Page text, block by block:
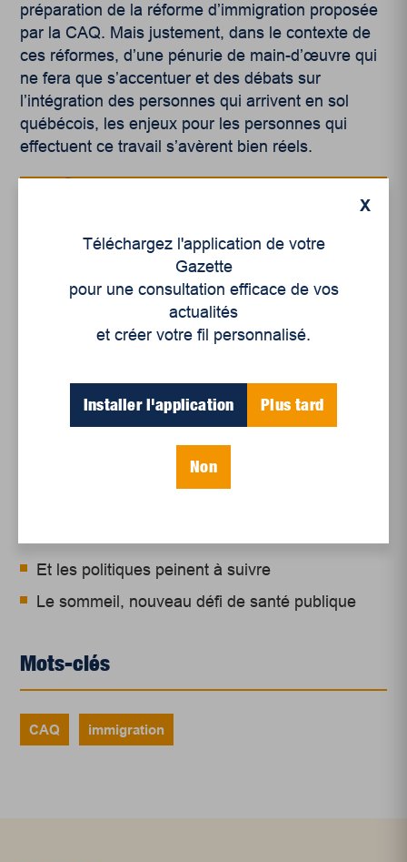
préparation de la réforme d’immigration proposée
par la CAQ. Mais justement, dans le contexte de
ces réformes, d’une pénurie de main-d’œuvre qui
ne fera que s’accentuer et des débats sur
l’intégration des personnes qui arrivent en sol
québécois, les enjeux pour les personnes qui
effectuent ce travail s’avèrent bien réels.
Un siècle de Mauriciennes dans la presse
Et les politiques peinent à suivre
Le sommeil, nouveau défi de santé publique
Mots-clés
CAQ immigration
X
Téléchargez l'application de votre
Gazette
pour une consultation efficace de vos
actualités
et créer votre fil personnalisé.
Installer l'application Plus tard
Non